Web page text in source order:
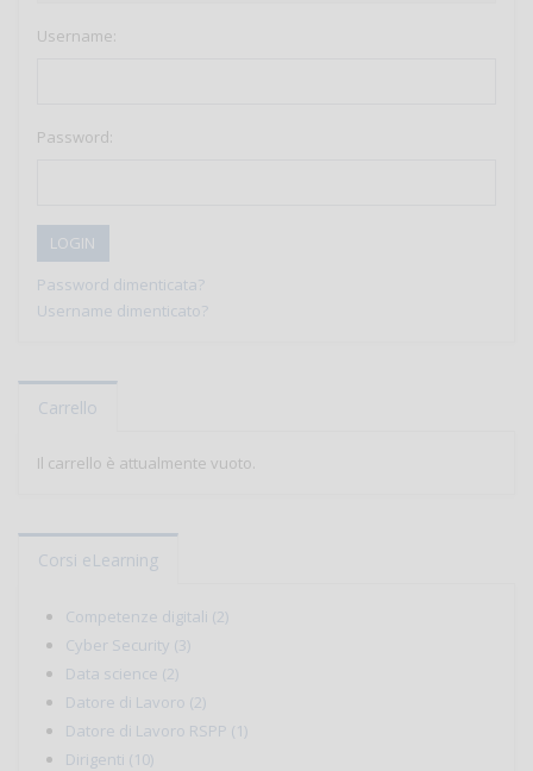
Username:
Password:
LOGIN
Password dimenticata?
Username dimenticato?
Carrello
Il carrello è attualmente vuoto.
Corsi eLearning
Competenze digitali (2)
Cyber Security (3)
Data science (2)
Datore di Lavoro (2)
Datore di Lavoro RSPP (1)
Dirigenti (10)